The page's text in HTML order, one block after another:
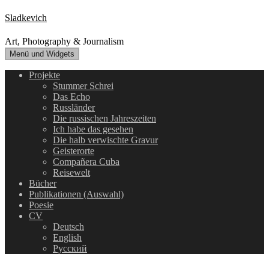
Zum
Inhalt
springen
Sladkevich
Art, Photography & Journalism
Menü und Widgets
Projekte
Stummer Schrei
Das Echo
Russländer
Die russischen Jahreszeiten
Ich habe das gesehen
Die halb verwischte Gravur
Geisterorte
Compañera Cuba
Reisewelt
Bücher
Publikationen (Auswahl)
Poesie
CV
Deutsch
English
Русский